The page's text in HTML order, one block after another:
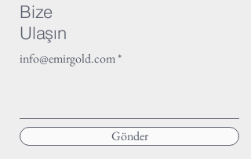
Bize
Ulaşın
info@emirgold.com
Gönder